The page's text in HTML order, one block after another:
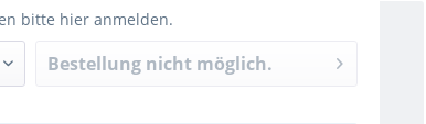
bitte hier anmelden.
Bestellung nicht möglich.